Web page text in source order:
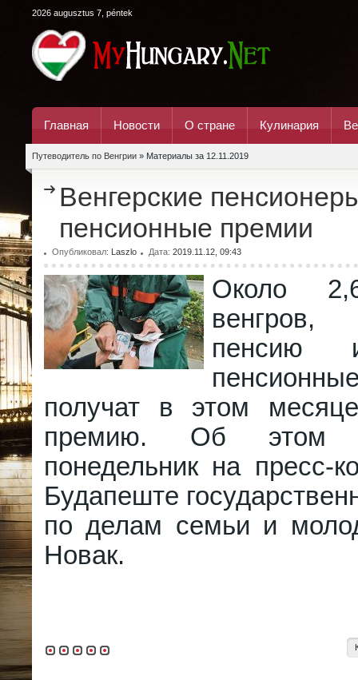
2026 augusztus 7, péntek
Главная Новости О стране Кулинария
Путеводитель по Венгрии » Материалы за 12.11.2019
Венгерские
пенсионные премии
Опубликовал: Laszlo Дата: 2019.11.12, 09:43
Около
венгров,
пенсию
получат в этом
премию. Об этом
понедельник на пресс-
Будапеште
по делам семьи и
Новак.